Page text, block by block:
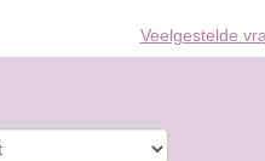
Veelgestelde